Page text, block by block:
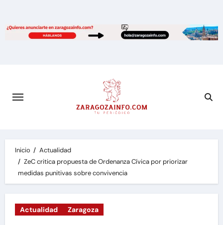
contenido
Inicio
Actualidad
ZeC critica propuesta de Ordenanza Cívica por priorizar
medidas punitivas sobre convivencia
Actualidad Zaragoza